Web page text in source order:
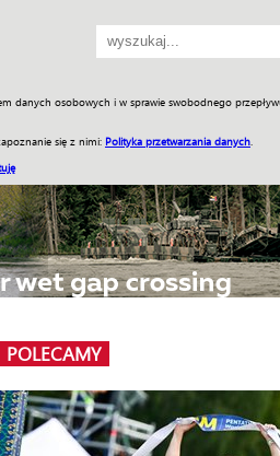
danych osobowych i w sprawie swobodnego
się z nimi: Polityka przetwarzania danych
Jednodniówki Praca w WIW
POLECAMY